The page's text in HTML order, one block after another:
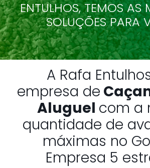
ENTULHOS, TEMOS AS
SOLUÇÕES PARA
A Rafa
empresa de
Aluguel com a
quantidade de
máximas no
Empresa 5